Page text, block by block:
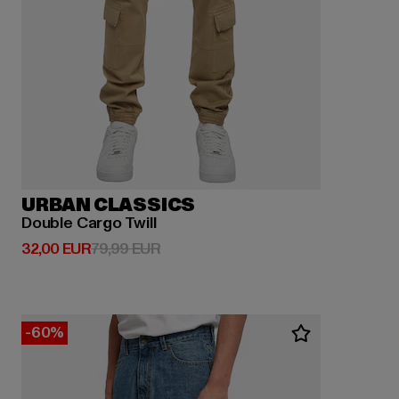
URBAN CLASSICS
Double Cargo Twill
32,00 EUR
Derzeitiger Preis: 32,00 EUR
79,99 EURAktionspreis: 79,99 EUR
-60%